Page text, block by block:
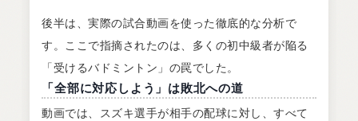
後半は、実際の試合動画を使った徹底的な分析で
す。ここで指摘されたのは、多くの初中級者が陥る
「受けるバドミントン」の罠でした。
「全部に対応しよう」は敗北への道
動画では、スズキ選手が相手の配球に対し、すべて